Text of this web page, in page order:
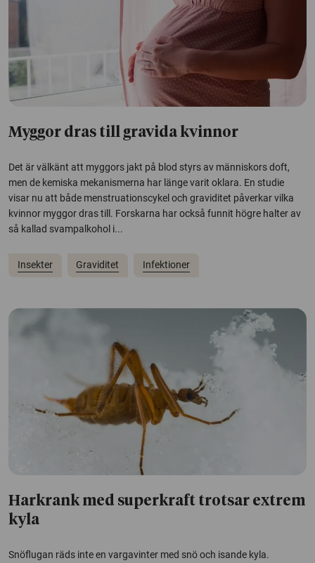
Myggor dras till gravida kvinnor
Det är välkänt att myggors jakt på blod styrs av människors doft,
men de kemiska mekanismerna har länge varit oklara. En studie
visar nu att både menstruationscykel och graviditet påverkar vilka
kvinnor myggor dras till. Forskarna har också funnit högre halter av
så kallad svampalkohol i...
Insekter Graviditet Infektioner
Harkrank med superkraft trotsar extrem
kyla
Snöflugan räds inte en vargavinter med snö och isande kyla.